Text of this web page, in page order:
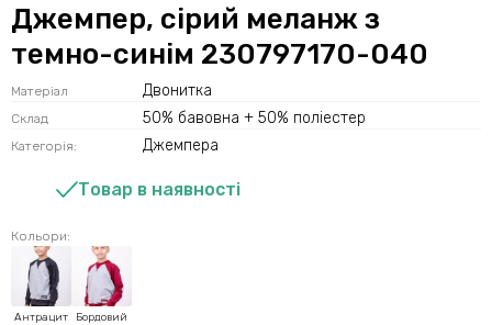
Джемпер, сірий меланж з
темно-синім 230797170-040
Матеріал Двонитка
Склад 50% бавовна + 50% поліестер
Категорія: Джемпера
Товар в наявності
Кольори:
Антрацит Бордовий